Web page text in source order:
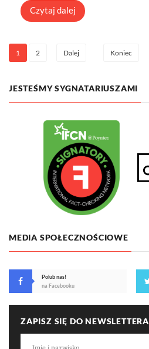
Czytaj dalej
1 2 Dalej Koniec
JESTEŚMY SYGNATARIUSZAMI
MEDIA SPOŁECZNOŚCIOWE
Polub nas!
na Facebooku
ZAPISZ SIĘ DO NEWSLETTERA